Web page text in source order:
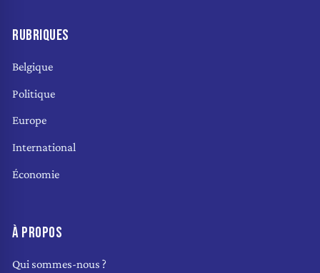
RUBRIQUES
Belgique
Politique
Europe
International
Économie
À PROPOS
Qui sommes-nous ?